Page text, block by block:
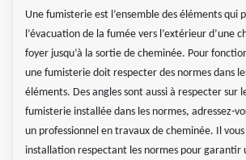
Une fumisterie est l’ensemble des éléments qui
l’évacuation de la fumée vers l’extérieur d’une
foyer jusqu’à la sortie de cheminée. Pour
une fumisterie doit respecter des normes dans
éléments. Des angles sont aussi à respecter sur
fumisterie installée dans les normes, adressez-
un professionnel en travaux de cheminée. Il
installation respectant les normes pour garantir